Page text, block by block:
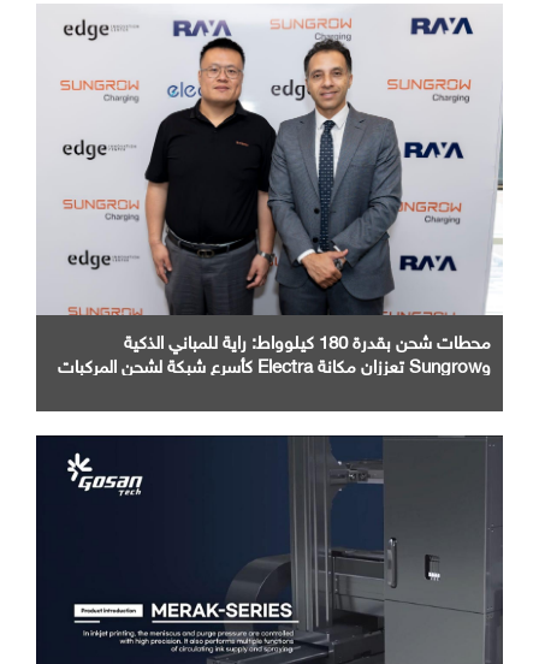
محطات شحن بقدرة 180 كيلوواط: راية للمباني الذكية
وSungrow تعززان مكانة Electra كأسرع شبكة لشحن المركبات